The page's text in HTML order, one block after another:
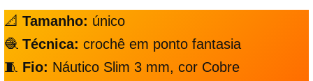
📐 Tamanho: único
🧶 Técnica: crochê em ponto fantasia
🧵 Fio: Náutico Slim 3 mm, cor Cobre